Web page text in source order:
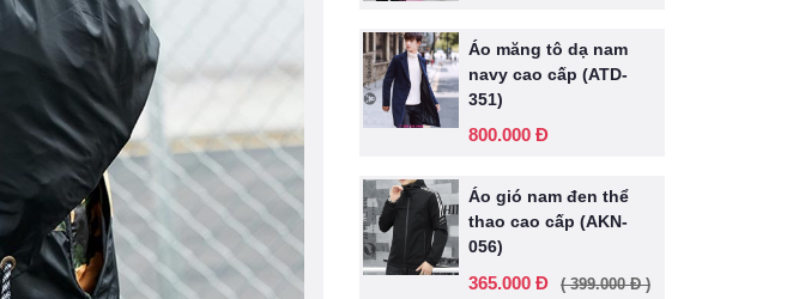
Áo măng tô dạ nam
navy cao cấp (ATD-
351)
800.000 Đ
Áo gió nam đen thể
thao cao cấp (AKN-
056)
365.000 Đ ( 399.000 Đ )